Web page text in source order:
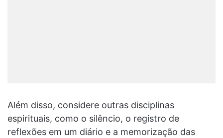
Além disso, considere outras disciplinas
espirituais, como o silêncio, o registro de
reflexões em um diário e a memorização das